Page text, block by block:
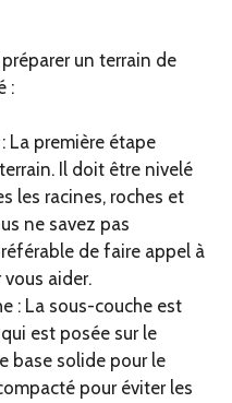
un terrain de
:
La première étape
Il doit être nivelé
les racines, roches et
ne savez pas
de faire appel à
aider.
: La sous-couche est
est posée sur le
base solide pour le
pour éviter les